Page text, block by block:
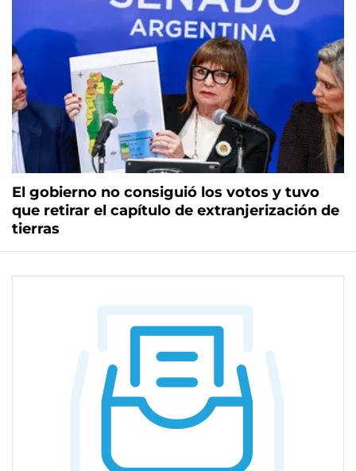
El gobierno no consiguió los votos y tuvo
que retirar el capítulo de extranjerización de
tierras